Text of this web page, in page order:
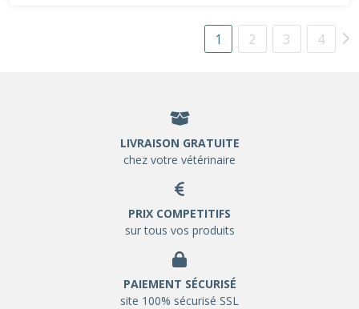
1 2 3 4
LIVRAISON GRATUITE
chez votre vétérinaire
PRIX COMPETITIFS
sur tous vos produits
PAIEMENT SÉCURISÉ
site 100% sécurisé SSL